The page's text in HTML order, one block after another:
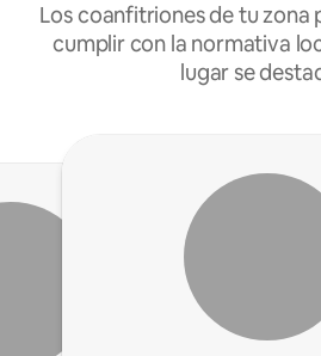
Los coanfitriones de tu zona
cumplir con la normativa
lugar se